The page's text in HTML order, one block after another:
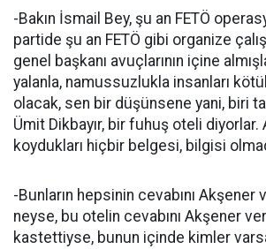
-Bakın İsmail Bey, şu an FETÖ
partide şu an FETÖ gibi organize
genel başkanı avuçlarının içine
yalanla, namussuzlukla insanları
olacak, sen bir düşünsene yani, biri
Ümit Dikbayır, bir fuhuş oteli diyorlar.
koydukları hiçbir belgesi, bilgisi
-Bunların hepsinin cevabını Akşener
neyse, bu otelin cevabını Akşener
kastettiyse, bunun içinde kimler